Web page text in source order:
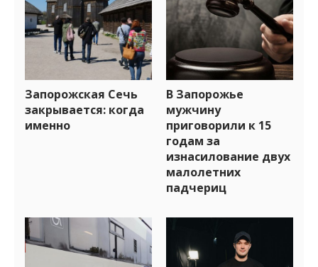
Запорожская Сечь
закрывается: когда
именно
В Запорожье
мужчину
приговорили к 15
годам за
изнасилование двух
малолетних
падчериц